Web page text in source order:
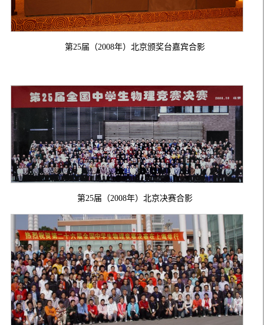
第25届（2008年）北京颁奖台嘉宾合影
第25届（2008年）北京决赛合影